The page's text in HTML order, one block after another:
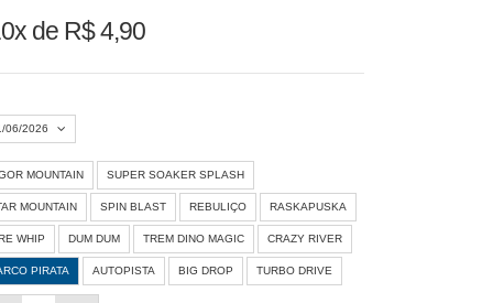
de R$ 4,90
06/2026
Agosto 2026 »
S Q Q S S
1
MOUNTAIN SUPER SOAKER SPLASH
MOUNTAIN SPIN BLAST REBULIÇO RASKAPUSKA
WHIP DUM DUM TREM DINO MAGIC CRAZY RIVER
PIRATA AUTOPISTA BIG DROP TURBO DRIVE